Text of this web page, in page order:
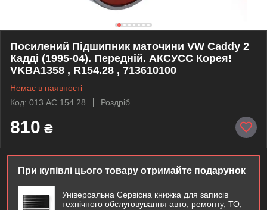
Посилений Підшипник маточини VW Caddy 2
Кадді (1995-04). Передній. АКСУСС Корея!
VKBA1358 , R154.28 , 713610100
Немає в наявності
Код: 013.AC.154.28
Роздріб
810 ₴
При купівлі цього товару отримайте подарунок
Універсальна Сервісна книжка для записів
технічного обслуговування авто, ремонту, ТО,